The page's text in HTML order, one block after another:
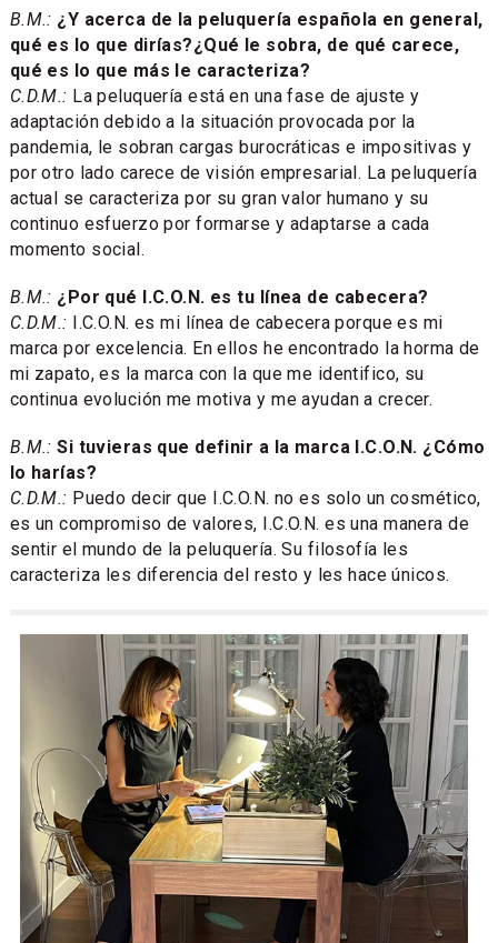
B.M.: ¿Y acerca de la peluquería española en general,
qué es lo que dirías?¿Qué le sobra, de qué carece,
qué es lo que más le caracteriza?
C.D.M.: La peluquería está en una fase de ajuste y
adaptación debido a la situación provocada por la
pandemia, le sobran cargas burocráticas e impositivas y
por otro lado carece de visión empresarial. La peluquería
actual se caracteriza por su gran valor humano y su
continuo esfuerzo por formarse y adaptarse a cada
momento social.
B.M.: ¿Por qué I.C.O.N. es tu línea de cabecera?
C.D.M.: I.C.O.N. es mi línea de cabecera porque es mi
marca por excelencia. En ellos he encontrado la horma de
mi zapato, es la marca con la que me identifico, su
continua evolución me motiva y me ayudan a crecer.
B.M.: Si tuvieras que definir a la marca I.C.O.N. ¿Cómo
lo harías?
C.D.M.: Puedo decir que I.C.O.N. no es solo un cosmético,
es un compromiso de valores, I.C.O.N. es una manera de
sentir el mundo de la peluquería. Su filosofía les
caracteriza les diferencia del resto y les hace únicos.